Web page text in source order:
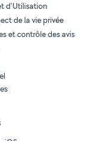
d'Utilisation
de la vie privée
et contrôle des avis